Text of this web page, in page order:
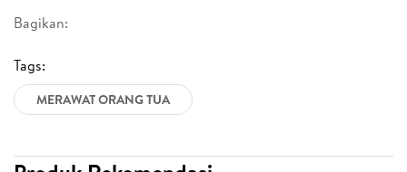
Bagikan:
Tags:
MERAWAT ORANG TUA